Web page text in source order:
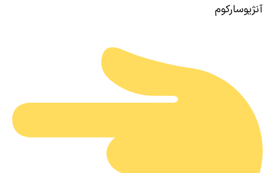
آنژیوسارکوم